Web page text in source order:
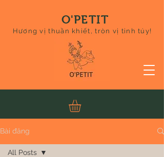
O'PETIT
Hương vị thuần khiết, tròn vị tinh túy!
Bài đăng
All Posts